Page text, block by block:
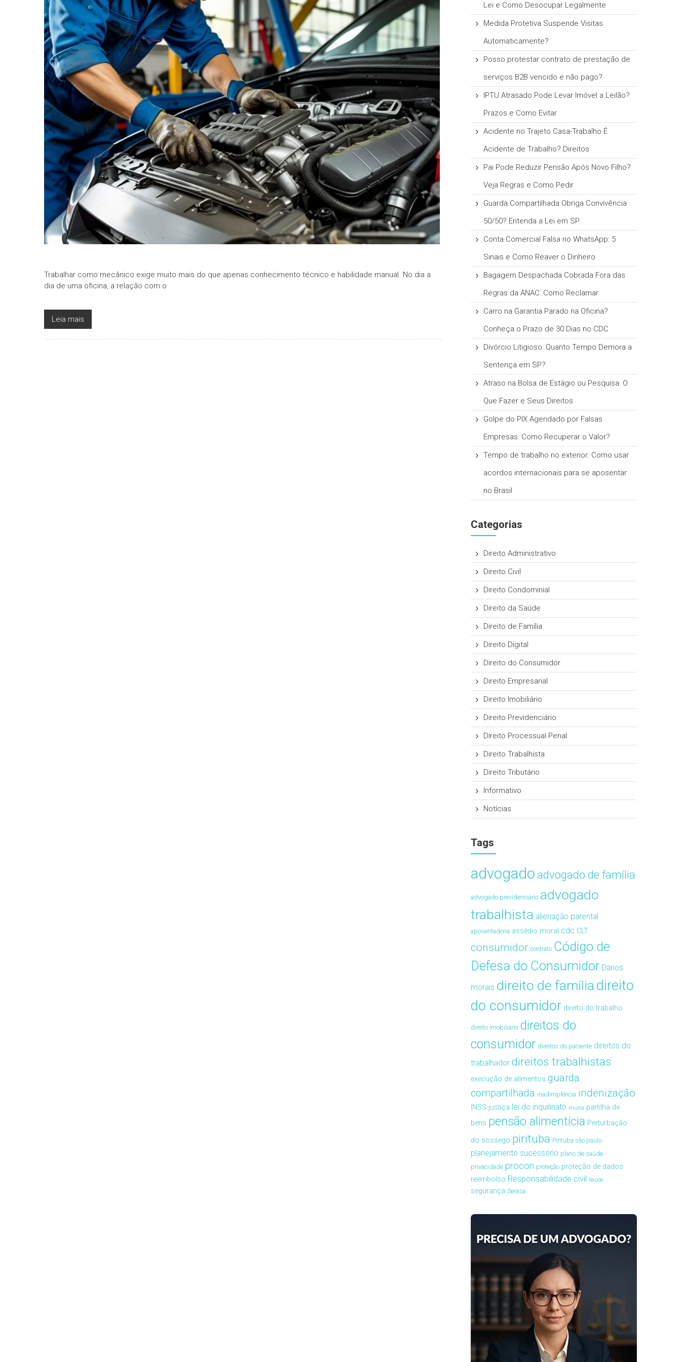
informe-nos
a sua
necessidade.
Trabalhar como mecânico exige muito mais do que apenas conhecimento técnico e habilidade manual. No dia a
dia de uma oficina, a relação com o
Leia mais
Lei e Como Desocupar Legalmente
Medida Protetiva Suspende Visitas
Automaticamente?
Posso protestar contrato de prestação de
serviços B2B vencido e não pago?
IPTU Atrasado Pode Levar Imóvel a Leilão?
Prazos e Como Evitar
Acidente no Trajeto Casa-Trabalho É
Acidente de Trabalho? Direitos
Pai Pode Reduzir Pensão Após Novo Filho?
Veja Regras e Como Pedir
Guarda Compartilhada Obriga Convivência
50/50? Entenda a Lei em SP
Conta Comercial Falsa no WhatsApp: 5
Sinais e Como Reaver o Dinheiro
Bagagem Despachada Cobrada Fora das
Regras da ANAC: Como Reclamar
Carro na Garantia Parado na Oficina?
Conheça o Prazo de 30 Dias no CDC
Divórcio Litigioso: Quanto Tempo Demora a
Sentença em SP?
Atraso na Bolsa de Estágio ou Pesquisa: O
Que Fazer e Seus Direitos
Golpe do PIX Agendado por Falsas
Empresas: Como Recuperar o Valor?
Tempo de trabalho no exterior: Como usar
acordos internacionais para se aposentar
no Brasil
Categorias
Direito Administrativo
Direito Civil
Direito Condominial
Direito da Saúde
Direito de Família
Direito Digital
Direito do Consumidor
Direito Empresarial
Direito Imobiliário
Direito Previdenciário
Direito Processual Penal
Direito Trabalhista
Direito Tributário
Informativo
Notícias
Tags
advogado advogado de família
advogado previdenciário advogado
trabalhista alienação parental
aposentadoria assédio moral cdc CLT
consumidor contrato Código de
Defesa do Consumidor Danos
morais direito de famíliadireito
do consumidor direito do trabalho
direito imobiliário direitos do
consumidor direitos do paciente direitos do
trabalhador direitos trabalhistas
execução de alimentos guarda
compartilhada inadimplência indenização
INSS justiça lei do inquilinato multa partilha de
bens pensão alimentícia Perturbação
do sossego pirituba Pirituba são paulo
planejamento sucessório plano de saúde
privacidade procon proteção proteção de dados
reembolso Responsabilidade civil Saúde
segurança Serasa